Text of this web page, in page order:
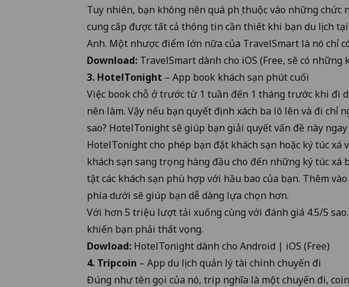
Tuy nhiên, bạn không nên quá phụ thuộc vào những chức
cung cấp được tất cả thông tin cần thiết khi bạn du lịch tại
Anh. Một nhược điểm lớn nữa của TravelSmart là nó chỉ
Download: TravelSmart dành cho iOS (Free, sẽ có những
3. HotelTonight – App book khách sạn phút cuối
Việc book chỗ ở trước từ 1 tuần đến 1 tháng trước khi đi
nên làm. Vậy nếu bạn quyết định xách ba lô lên và đi chỉ
sao? HotelTonight sẽ giúp bạn giải quyết vấn đề này
HotelTonight cho phép bạn đặt khách sạn hoặc ký túc
khách sạn sang trọng hàng đầu cho đến những ký túc xá
tật các khách sạn phù hợp với hầu bao của bạn. Thêm
phía dưới sẽ giúp bạn dễ dàng lựa chọn hơn.
Với hơn 5 triệu lượt tải xuống cùng với đánh giá 4.5/5
khiến bạn phải thất vọng.
Dowload: HotelTonight dành cho Android | iOS (Free)
4. Tripcoin – App du lịch quản lý tài chính chuyến đi
Đúng như tên gọi của nó, trip nghĩa là một chuyến đi,